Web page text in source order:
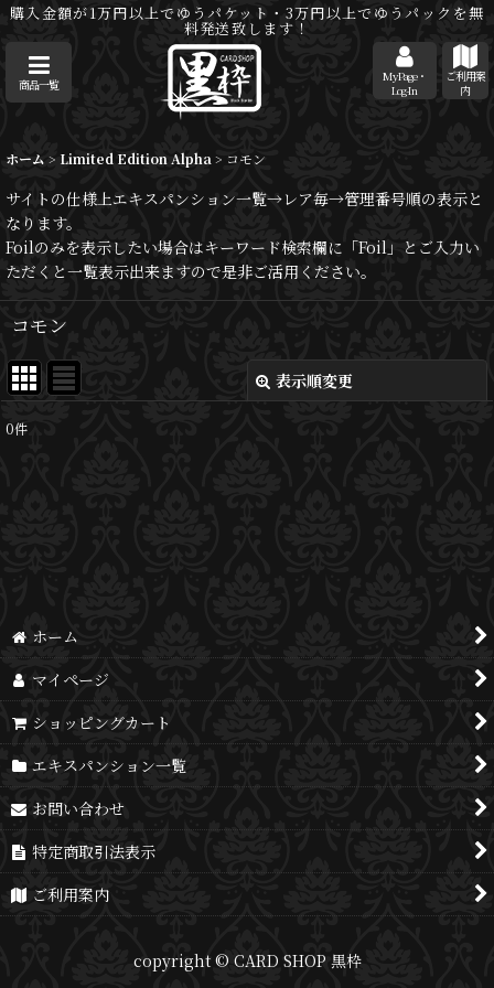
購入金額が1万円以上でゆうパケット・3万円以上でゆうパックを無
料発送致します！
商品一覧
MyPage・
Log-In
ご利用案
内
ホーム > Limited Edition Alpha > コモン
サイトの仕様上エキスパンション一覧→レア毎→管理番号順の表示と
なります。
Foilのみを表示したい場合はキーワード検索欄に「Foil」とご入力い
ただくと一覧表示出来ますので是非ご活用ください。
コモン
表示順変更
表示数
0件
ホーム
マイページ
ショッピングカート
エキスパンション一覧
お問い合わせ
特定商取引法表示
ご利用案内
copyright © CARD SHOP 黒枠